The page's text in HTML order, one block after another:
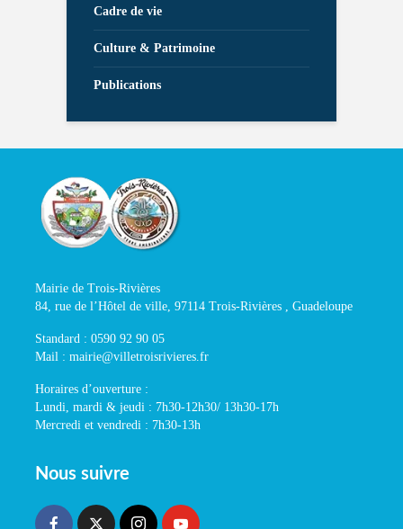
Cadre de vie
Culture & Patrimoine
Publications
Mairie de Trois-Rivières
84, rue de l’Hôtel de ville, 97114 Trois-Rivières , Guadeloupe
Standard : 0590 92 90 05
Mail : mairie@villetroisrivieres.fr
Horaires d’ouverture :
Lundi, mardi & jeudi : 7h30-12h30/ 13h30-17h
Mercredi et vendredi : 7h30-13h
Nous suivre